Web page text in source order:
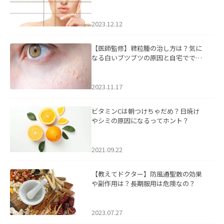
2023.12.12
【医師監修】稗粒腫の治し方は？気に
なる白いブツブツの原因と自宅ででき
2023.11.17
ビタミンCは朝つけちゃだめ？日焼け
やシミの原因になるってホント？
2021.09.22
【教えてドクター】防風通聖散の効果
や副作用は？長期服用は危険なの？
2023.07.27